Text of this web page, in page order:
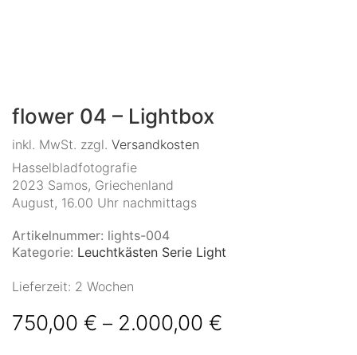
flower 04 – Lightbox
inkl. MwSt. zzgl. Versandkosten
Hasselbladfotografie
2023 Samos, Griechenland
August, 16.00 Uhr nachmittags
Artikelnummer: lights-004
Kategorie: Leuchtkästen Serie Light
Lieferzeit: 2 Wochen
750,00 € – 2.000,00 €